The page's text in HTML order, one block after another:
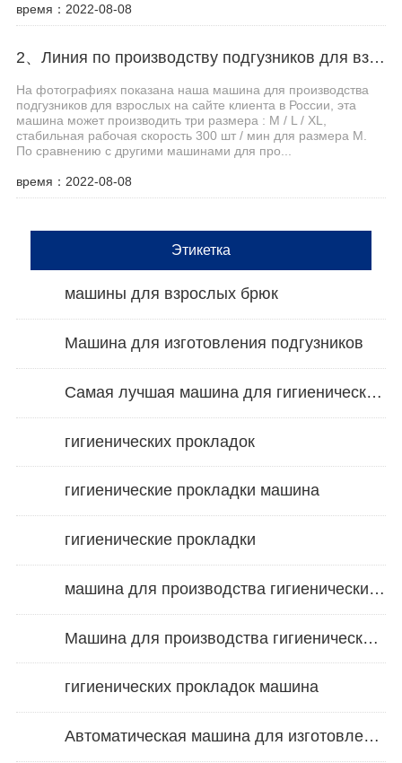
время：2022-08-08
2、Линия по производству подгузников для взрослых Haina помогает клиентам из Центральной Азии увеличить производственные мощности
На фотографиях показана наша машина для производства
подгузников для взрослых на сайте клиента в России, эта
машина может производить три размера : M / L / XL,
стабильная рабочая скорость 300 шт / мин для размера M.
По сравнению с другими машинами для про...
время：2022-08-08
Этикетка
машины для взрослых брюк
Машина для изготовления подгузников
Самая лучшая машина для гигиенических салфеток
гигиенических прокладок
гигиенические прокладки машина
гигиенические прокладки
машина для производства гигиенических прокладок
Машина для производства гигиенических салфеток
гигиенических прокладок машина
Автоматическая машина для изготовления гигиенических прокладок